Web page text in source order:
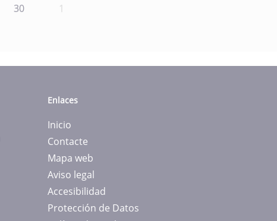
30 1
Enlaces
Inicio
Contacte
Mapa web
Aviso legal
Accesibilidad
Protección de Datos